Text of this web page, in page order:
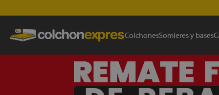
ColchonesSomieres y bases